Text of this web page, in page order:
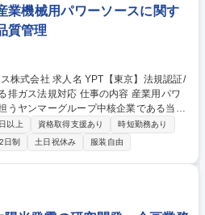
格を取得するための奨励制度があり、キ
働き方】残業平均25時間/月。繁忙期は6
業機械用パワーソースに関す
質管理
【東京】法規認証/
仕事の内容 産業用パワ
うヤンマーグループ中核企業である当社
業機械用パワーソース(主にディーゼ
証業務をお任せします。 【詳細】
の伝達、要件解釈・認証計画立案、認
品や生産拠点の排ガスコンプライアンス
制基盤の構築【担当エリア】7割は北米
国エリアでの法規認証業務があります。
ックメーカでの製品開発経験、認証当局
以上 資格取得支援あり
時短勤務あり
日制 土日祝休み 服装自由